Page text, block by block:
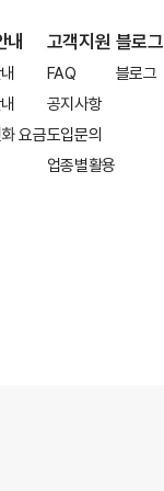
내
요금
고객지원
FAQ
공지사항
도입문의
업종별활용
블로그
블로그